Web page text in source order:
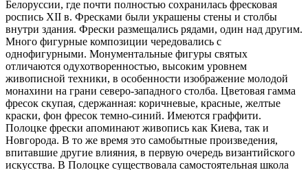
Белоруссии, где почти полностью сохранилась фресковая
роспись XII в. Фресками были украшены стены и столбы
внутри здания. Фрески размещались рядами, один над другим.
Много фигурные композиции чередовались с
однофигурными. Монументальные фигуры святых
отличаются одухотворенностью, высоким уровнем
живописной техники, в особенности изображение молодой
монахини на грани северо-западного столба. Цветовая гамма
фресок скупая, сдержанная: коричневые, красные, желтые
краски, фон фресок темно-синий. Имеются граффити.
Полоцке фрески апоминают живопись как Киева, так и
Новгорода. В то же время это самобытные произведения,
впитавшие другие влияния, в первую очередь византийского
искусства. В Полоцке существовала самостоятельная школа